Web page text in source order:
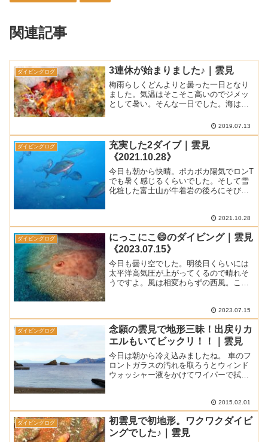
関連記事
ダイビングログ 3連休が始まりました♪｜雲見
梅雨らしくどんよりと曇った一日となり
ました。気温はそこそこ高いのでジメッ
として暑い。そんな一日でした。海は今
温 ： 26.7℃ (松崎町アメダスによる最高
2019.07.13
ダイビングログ
充実した2ダイブ｜雲見
《2021.10.28》
今日も朝から快晴。ポカポカ陽気でロンT
でも暑く感じるくらいでした。そして雪
化粧した富士山が牛着岩の後ろにそびえ
天 気 ： 快晴 ■ 気 温 ： 25.℃ (松崎町
ア...
2021.10.28
ダイビングログ
にっこにこ😄のダイビング｜雲見
《2023.07.15》
今日も曇り空でした。明後日くらいには
太平洋高気圧が上がってくるので晴れそ
うですよ。風は相変わらずの西風。これ
町アメダスによる最高気温)■ 水
温 ： 19～23℃...
2023.07.15
ダイビングログ
念願の雲見で地形三昧！出戻りカ
エルもいてビックリ！！｜雲見
今日は朝から冷え込みましたね。 車のフ
ロントガラスの汚れを取ろうとウィンド
ウォッシャー液をかけてワイパーで拭い
の西風は弱まって雲見はオープンです。
やっぱり雲見から...
2015.02.01
ダイビングログ
初雲見で初地形。ワクワクダイビ
ングでした♪｜雲見